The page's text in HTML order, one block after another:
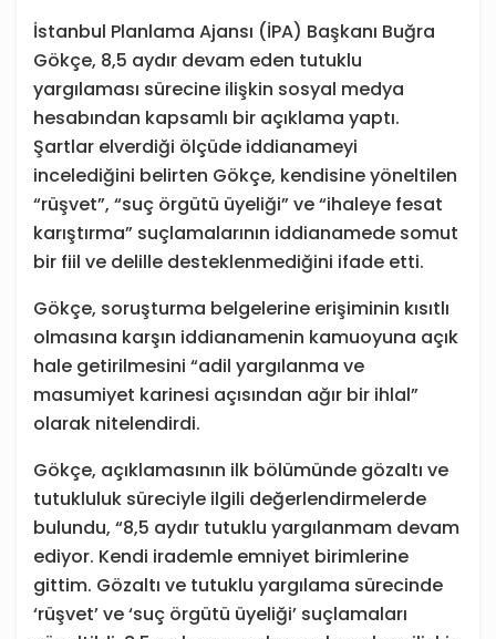
İstanbul Planlama Ajansı (İPA) Başkanı Buğra
Gökçe, 8,5 aydır devam eden tutuklu
yargılaması sürecine ilişkin sosyal medya
hesabından kapsamlı bir açıklama yaptı.
Şartlar elverdiği ölçüde iddianameyi
incelediğini belirten Gökçe, kendisine yöneltilen
“rüşvet”, “suç örgütü üyeliği” ve “ihaleye fesat
karıştırma” suçlamalarının iddianamede somut
bir fiil ve delille desteklenmediğini ifade etti.
Gökçe, soruşturma belgelerine erişiminin kısıtlı
olmasına karşın iddianamenin kamuoyuna açık
hale getirilmesini “adil yargılanma ve
masumiyet karinesi açısından ağır bir ihlal”
olarak nitelendirdi.
Gökçe, açıklamasının ilk bölümünde gözaltı ve
tutukluluk süreciyle ilgili değerlendirmelerde
bulundu, “8,5 aydır tutuklu yargılanmam devam
ediyor. Kendi irademle emniyet birimlerine
gittim. Gözaltı ve tutuklu yargılama sürecinde
‘rüşvet’ ve ‘suç örgütü üyeliği’ suçlamaları